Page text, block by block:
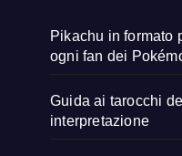
Pikachu in formato
ogni fan dei
Guida ai tarocchi
interpretazione